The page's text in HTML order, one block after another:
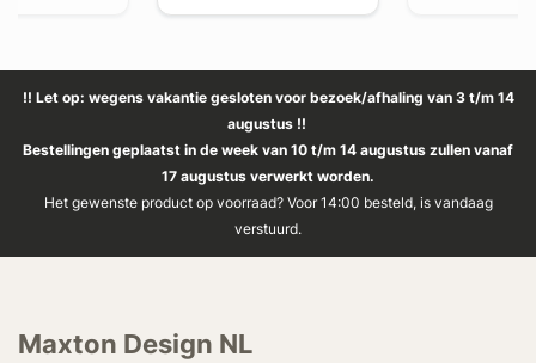
!! Let op: wegens vakantie gesloten voor bezoek/afhaling van 3 t/m 14
augustus !!
Bestellingen geplaatst in de week van 10 t/m 14 augustus zullen vanaf
17 augustus verwerkt worden.
Het gewenste product op voorraad? Voor 14:00 besteld, is vandaag
verstuurd.
Maxton Design NL